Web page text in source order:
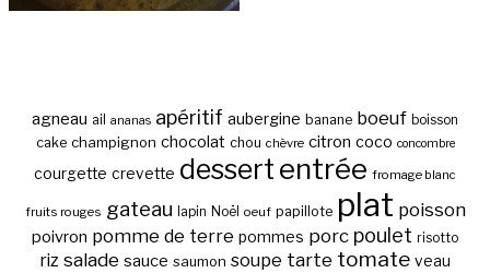
agneau ail ananas apéritif aubergine banane boeuf boisson
cake champignon chocolat chou chèvre citron coco concombre
courgette crevette dessert entrée fromage blanc
fruits rouges gateau lapin Noël oeuf papillote plat poisson
poivron pomme de terre pommes porc poulet risotto
riz salade sauce saumon soupe tarte tomate veau